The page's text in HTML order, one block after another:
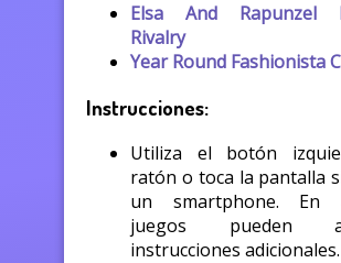
Elsa And Rapunzel
Rivalry
Year Round Fashionista
Instrucciones:
Utiliza el botón
ratón o toca la pantalla
un smartphone. En
juegos pueden
instrucciones adicionales.